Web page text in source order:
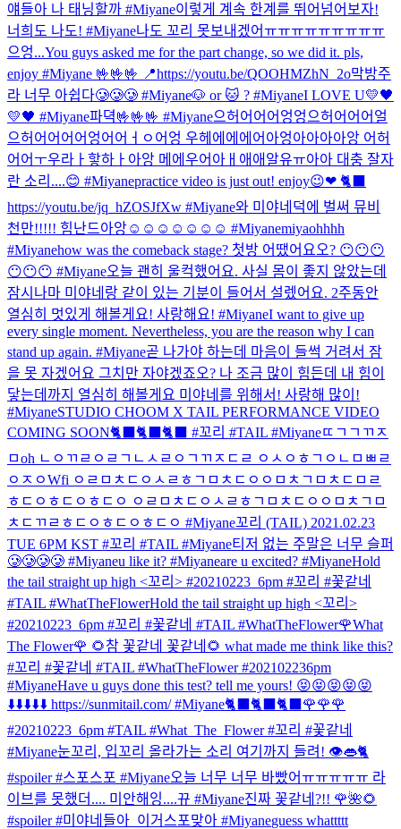
얘들아 나 태닝할까 #Miyane이렇게 계속 한계를 뛰어넘어보자!
너희도 나도! #Miyane나도 꼬리 못보내겠어ㅠㅠㅠㅠㅠㅠㅠㅠㅠ
으엉...You guys asked me for the part change, so we did it. pls,
enjoy #Miyane 🤟🤟🤟 📍https://youtu.be/QOOHMZhN_2o막방주
라 너무 아쉽다🥲🥲🥲 #Miyane🐶 or 🐱 ? #MiyaneI LOVE U💛🖤
💛🖤 #Miyane파뎍🤟🤟🤟 #Miyane으허어어어엉엉으허어어어얼
으허어어어어엉어어ㅓㅇ어엉 우헤에에에어아엉아아아아앙 어허
어어ㅜ우라ㅏ핳하ㅏ아앙 메에우어아ㅐ애애알유ㅠ아아 대충 잘자
란 소리....😊 #Miyanepractice video is just out! enjoy😉❤ 🐈‍⬛
https://youtu.be/jq_hZOSJfXw #Miyane와 미야네덕에 벌써 뮤비
천만!!!!! 힘난드아앙☺☺☺☺☺☺☺ #Miyanemiyaohhhh
#Miyanehow was the comeback stage? 첫방 어땠어요오? 😶😶😶
😶😶😶 #Miyane오늘 괜히 울컥했어요. 사실 몸이 좋지 않았는데
잠시나마 미야네랑 같이 있는 기분이 들어서 설렜어요. 2주동안
열심히 멋있게 해볼게요! 사랑해요! #MiyaneI want to give up
every single moment. Nevertheless, you are the reason why I can
stand up again. #Miyane곧 나가야 하는데 마음이 들썩 거려서 잠
을 못 자겠어요 그치만 자야겠죠오? 나 조금 많이 힘든데 내 힘이
닿는데까지 열심히 해볼게요 미야네를 위해서! 사랑해 많이!
#MiyaneSTUDIO CHOOM X TAIL PERFORMANCE VIDEO
COMING SOON🐈‍⬛🐈‍⬛🐈‍⬛ #꼬리 #TAIL #Miyaneㄸㄱㄱㄲㅈ
ㅁoh ㄴㅇㄲㄹㅇㄹㄱㄴㅅㄹㅇㄱㄲㅈㄷㄹ ㅇㅅㅇㅎㄱㅇㄴㅁㅃㄹ
ㅇㅈㅇWfi ㅇㄹㅁㅊㄷㅇㅅㄹㅎㄱㅁㅊㄷㅇㅇㅁㅊㄱㅁㅊㄷㅁㄹ
ㅎㄷㅇㅎㄷㅇㅎㄷㅇ ㅇㄹㅁㅊㄷㅇㅅㄹㅎㄱㅁㅊㄷㅇㅇㅁㅊㄱㅁ
ㅊㄷㄲㄹㅎㄷㅇㅎㄷㅇㅎㄷㅇ #Miyane꼬리 (TAIL) 2021.02.23
TUE 6PM KST #꼬리 #TAIL #Miyane티저 없는 주말은 너무 슬퍼
🥲🥲🥲🥲 #Miyaneu like it? #Miyaneare u excited? #MiyaneHold
the tail straight up high <꼬리> #20210223_6pm #꼬리 #꽃같네
#TAIL #WhatTheFlowerHold the tail straight up high <꼬리>
#20210223_6pm #꼬리 #꽃같네 #TAIL #WhatTheFlower🌹What
The Flower🌹 🌻참 꽃같네 꽃같네🌻 what made me think like this?
#꼬리 #꽃같네 #TAIL #WhatTheFlower #202102236pm
#MiyaneHave u guys done this test? tell me yours! 😝😝😝😝😝
⬇️⬇️⬇️⬇️⬇️ https://sunmitail.com/ #Miyane🐈‍⬛🐈‍⬛🐈‍⬛🌹🌹🌹
#20210223_6pm #TAIL #What_The_Flower #꼬리 #꽃같네
#Miyane눈꼬리, 입꼬리 올라가는 소리 여기까지 들려! 👁️👄🐈
#spoiler #스포스포 #Miyane오늘 너무 너무 바빴어ㅠㅠㅠㅠㅠ 라
이브를 못했더.... 미안해잉....뀨 #Miyane진짜 꽃같네?!! 🌹🌺🌻
#spoiler #미야네들아_이거스포맞아 #Miyaneguess whattttt